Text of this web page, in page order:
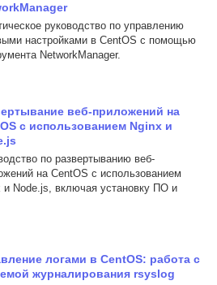
руководство по управлению
настройками в CentOS с помощью
NetworkManager.
веб-приложений на
с использованием Nginx и
по развертыванию веб-
на CentOS с использованием
и Node.js, включая установку ПО и
логами в CentOS: работа с
журналирования rsyslog